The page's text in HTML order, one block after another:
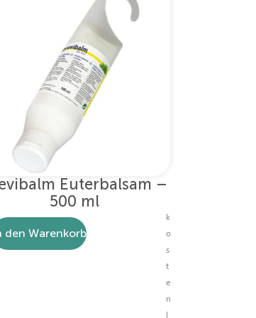
Euterbalsam –
500 ml
den Warenkorb
k
o
s
t
e
n